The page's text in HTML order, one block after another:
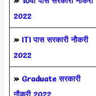
2022
» ITI पास सरकारी नौकरी
2022
» Graduate सरकारी